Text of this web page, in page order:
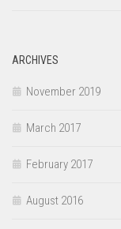
ARCHIVES
November 2019
March 2017
February 2017
August 2016